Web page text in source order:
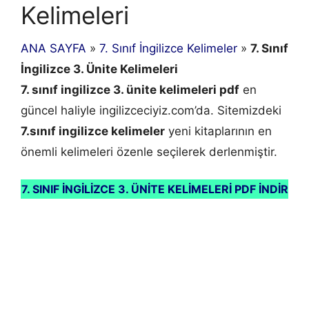
Kelimeleri
ANA SAYFA » 7. Sınıf İngilizce Kelimeler » 7. Sınıf
İngilizce 3. Ünite Kelimeleri
7. sınıf ingilizce 3. ünite kelimeleri pdf en
güncel haliyle ingilizceciyiz.com’da. Sitemizdeki
7.sınıf ingilizce kelimeler yeni kitaplarının en
önemli kelimeleri özenle seçilerek derlenmiştir.
7. SINIF İNGİLİZCE 3. ÜNİTE KELİMELERİ PDF İNDİR